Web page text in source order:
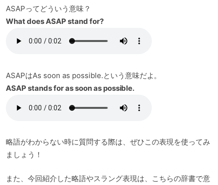
ASAPってどういう意味？
What does ASAP stand for?
ASAPはAs soon as possible.という意味だよ。
ASAP stands for as soon as possible.
略語がわからない時に質問する際は、ぜひこの表現を使ってみ
ましょう！
また、今回紹介した略語やスラング表現は、こちらの辞書で意